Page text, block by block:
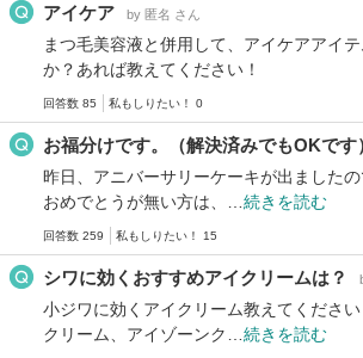
アイケア by 匿名 さん
まつ毛美容液と併用して、アイケアアイ
か？あれば教えてください！
回答数 85 私もしりたい！ 0
お福分けです。（解決済みでもOKです
昨日、アニバーサリーケーキが出ました
おめでとうが無い方は、… 続きを読む
回答数 259 私もしりたい！ 15
シワに効くおすすめアイクリームは？
小ジワに効くアイクリーム教えてくださ
クリーム、アイゾーンク… 続きを読む